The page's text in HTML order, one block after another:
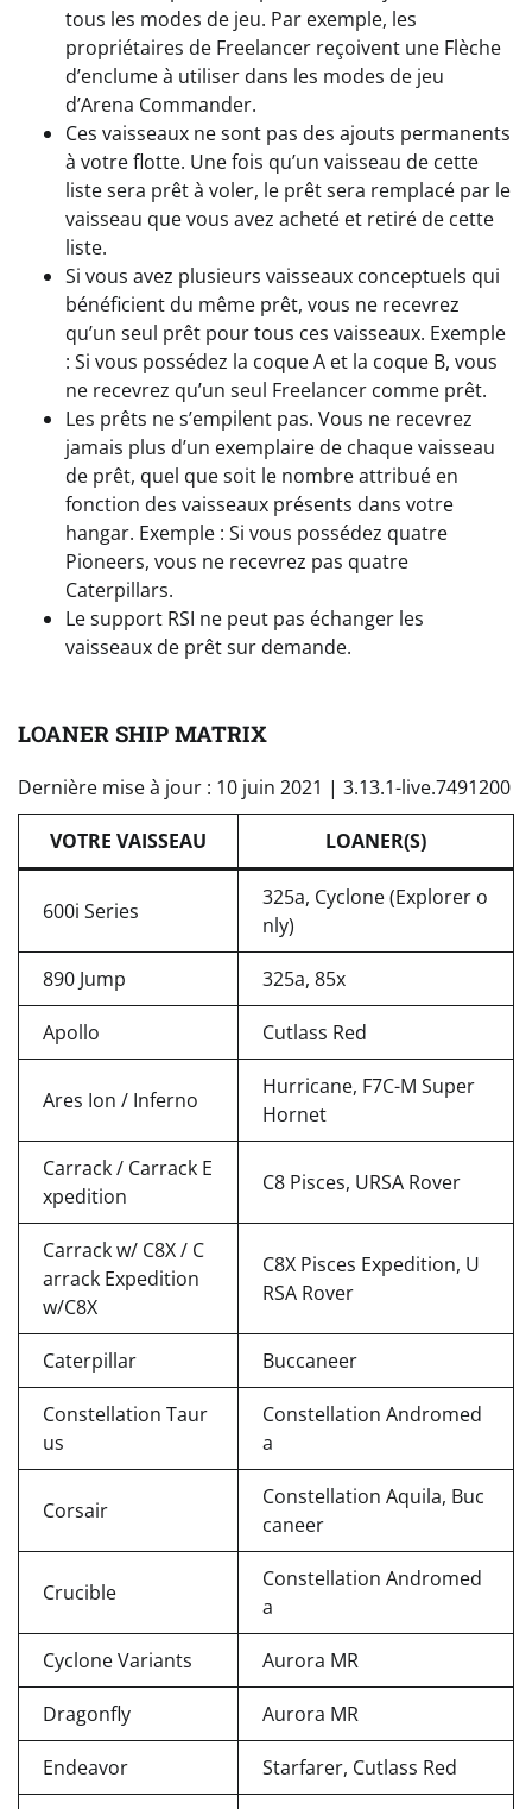
tous les modes de jeu. Par exemple, les
propriétaires de Freelancer reçoivent une Flèche
d’enclume à utiliser dans les modes de jeu
d’Arena Commander.
Ces vaisseaux ne sont pas des ajouts permanents
à votre flotte. Une fois qu’un vaisseau de cette
liste sera prêt à voler, le prêt sera remplacé par le
vaisseau que vous avez acheté et retiré de cette
liste.
Si vous avez plusieurs vaisseaux conceptuels qui
bénéficient du même prêt, vous ne recevrez
qu’un seul prêt pour tous ces vaisseaux. Exemple
: Si vous possédez la coque A et la coque B, vous
ne recevrez qu’un seul Freelancer comme prêt.
Les prêts ne s’empilent pas. Vous ne recevrez
jamais plus d’un exemplaire de chaque vaisseau
de prêt, quel que soit le nombre attribué en
fonction des vaisseaux présents dans votre
hangar. Exemple : Si vous possédez quatre
Pioneers, vous ne recevrez pas quatre
Caterpillars.
Le support RSI ne peut pas échanger les
vaisseaux de prêt sur demande.
LOANER SHIP MATRIX
Dernière mise à jour : 10 juin 2021 | 3.13.1-live.7491200
VOTRE VAISSEAU LOANER(S)
600i Series
325a, Cyclone (Explorer o
nly)
890 Jump 325a, 85x
Apollo Cutlass Red
Ares Ion / Inferno
Hurricane, F7C-M Super
Hornet
Carrack / Carrack E
xpedition
C8 Pisces, URSA Rover
Carrack w/ C8X / C
arrack Expedition
w/C8X
C8X Pisces Expedition, U
RSA Rover
Caterpillar Buccaneer
Constellation Taur
us
Constellation Andromed
a
Corsair
Constellation Aquila, Buc
caneer
Crucible
Constellation Andromed
a
Cyclone Variants Aurora MR
Dragonfly Aurora MR
Endeavor Starfarer, Cutlass Red